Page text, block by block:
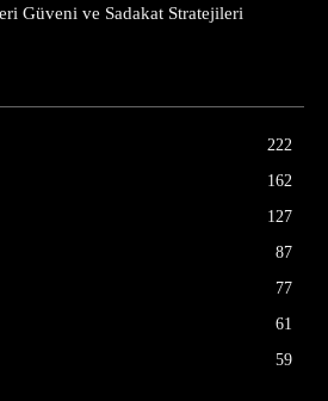
Güveni ve Sadakat Stratejileri
222
162
127
87
77
61
59